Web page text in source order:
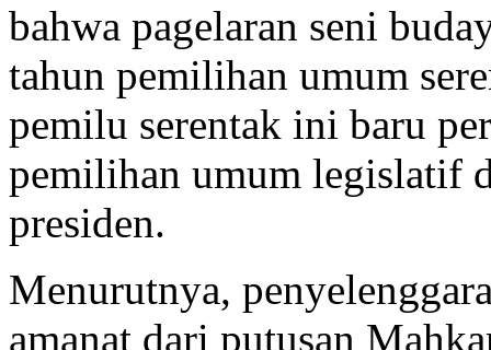
Ketua KPU Lombok Barat
bahwa pagelaran seni
tahun pemilihan umum
pemilu serentak ini baru
pemilihan umum legislatif
presiden.
Menurutnya,